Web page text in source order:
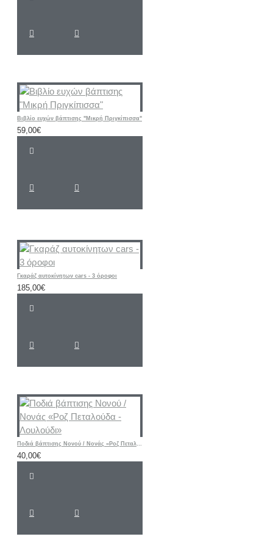
Βιβλίο ευχών βάπτισης "Μικρή Πριγκίπισσα"
59,00€
Γκαράζ αυτοκίνητων cars - 3 όροφοι
185,00€
Ποδιά βάπτισης Νονού / Νονάς «Ροζ Πεταλούδα - Λουλούδι»
40,00€